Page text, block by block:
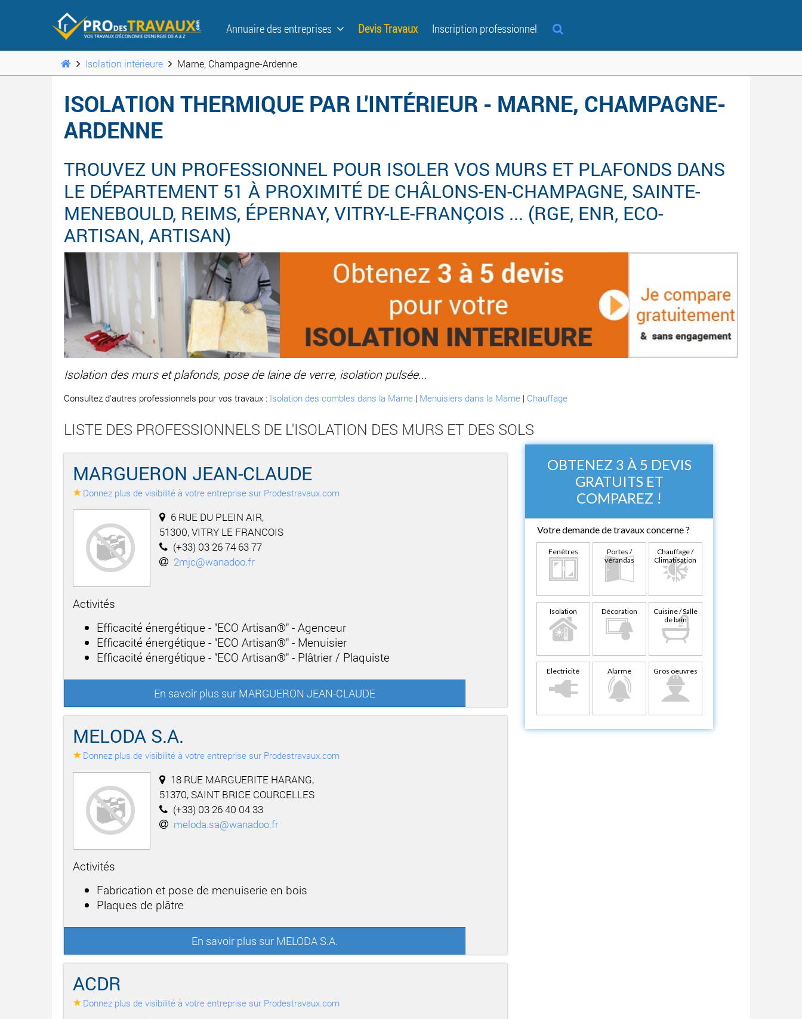
Annuaire des entreprises Devis Travaux Inscription professionnel
Isolation intérieure Marne, Champagne-Ardenne
ISOLATION THERMIQUE PAR L'INTÉRIEUR - MARNE, CHAMPAGNE-
ARDENNE
TROUVEZ UN PROFESSIONNEL POUR ISOLER VOS MURS ET PLAFONDS DANS
LE DÉPARTEMENT 51 À PROXIMITÉ DE CHÂLONS-EN-CHAMPAGNE, SAINTE-
MENEBOULD, REIMS, ÉPERNAY, VITRY-LE-FRANÇOIS ... (RGE, ENR, ECO-
ARTISAN, ARTISAN)
Isolation des murs et plafonds, pose de laine de verre, isolation pulsée...
Consultez d'autres professionnels pour vos travaux : Isolation des combles dans la Marne | Menuisiers dans la Marne | Chauffage
LISTE DES PROFESSIONNELS DE L'ISOLATION DES MURS ET DES SOLS
MARGUERON JEAN-CLAUDE
Donnez plus de visibilité à votre entreprise sur Prodestravaux.com
6 RUE DU PLEIN AIR,
51300, VITRY LE FRANCOIS
(+33) 03 26 74 63 77
2mjc@wanadoo.fr
Activités
Efficacité énergétique - "ECO Artisan®" - Agenceur
Efficacité énergétique - "ECO Artisan®" - Menuisier
Efficacité énergétique - "ECO Artisan®" - Plâtrier / Plaquiste
En savoir plus sur MARGUERON JEAN-CLAUDE
MELODA S.A.
Donnez plus de visibilité à votre entreprise sur Prodestravaux.com
18 RUE MARGUERITE HARANG,
51370, SAINT BRICE COURCELLES
(+33) 03 26 40 04 33
meloda.sa@wanadoo.fr
Activités
Fabrication et pose de menuiserie en bois
Plaques de plâtre
En savoir plus sur MELODA S.A.
ACDR
Donnez plus de visibilité à votre entreprise sur Prodestravaux.com
OBTENEZ 3 À 5 DEVIS
GRATUITS ET
COMPAREZ !
Votre demande de travaux concerne ?
Fenêtres
Portes /
vérandas
Chauffage /
Climatisation
Isolation Décoration
Cuisine / Salle
de bain
Electricité Alarme Gros oeuvres